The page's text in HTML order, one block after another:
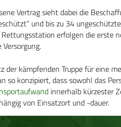
Vertrag sieht dabei die
und bis zu 34
erfolgen die erste
der kämpfenden Truppe für eine
so konzipiert, dass sowohl das
innerhalb kürzester
von Einsatzort und -dauer.